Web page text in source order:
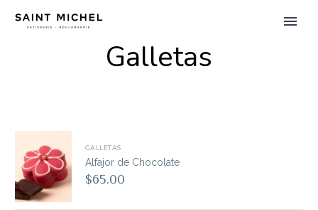
Galletas
GALLETAS
Alfajor de Chocolate
$65.00